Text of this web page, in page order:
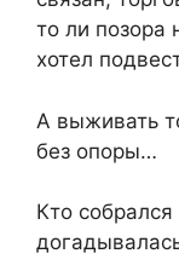
то ли
хотел
А выживать
без опоры…
Кто